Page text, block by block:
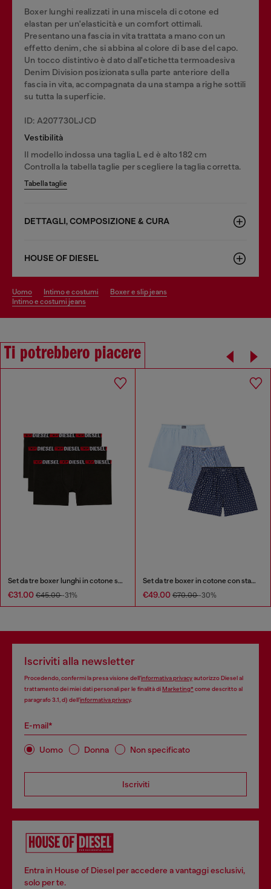
Boxer lunghi realizzati in una miscela di cotone ed
elastan per un'elasticità e un comfort ottimali.
Presentano una fascia in vita trattata a mano con un
effetto denim, che si abbina al colore di base del capo.
Un tocco distintivo è dato dall'etichetta termoadesiva
Denim Division posizionata sulla parte anteriore della
fascia in vita, accompagnata da una stampa a righe sottili
su tutta la superficie.
ID: A207730LJCD
Vestibilità
Il modello indossa una taglia L ed è alto 182 cm
Controlla la tabella taglie per scegliere la taglia corretta.
Tabella taglie
DETTAGLI, COMPOSIZIONE & CURA
HOUSE OF DIESEL
uomo intimo e costumi
boxer e slip jeans
intimo e costumi jeans
Ti potrebbero piacere
Set da tre boxer lunghi in cotone stretch
€31.00 €45.00-31%
Set da tre boxer in cotone con stampa integrale
€49.00 €70.00-30%
Iscriviti alla newsletter
Procedendo, confermi la presa visione dell’informativa privacyautorizzo Diesel al
trattamento dei miei dati personali per le finalità diMarketing*come descritto al
paragrafo 3.1, d) dell’informativa privacy.
E-mail*
Uomo Donna Non specificato
Iscriviti
Entra in House of Diesel per accedere a vantaggi esclusivi,
solo per te.